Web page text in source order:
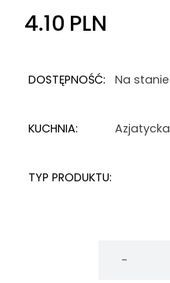
4.10 PLN
DOSTĘPNOŚĆ: Na stanie
KUCHNIA: Azjatycka
TYP PRODUKTU:
Przyprawa